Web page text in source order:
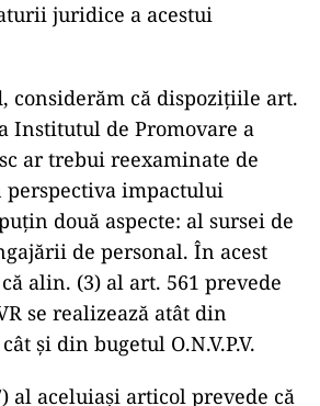
juridice a acestui
considerăm că dispoziţiile art.
Institutul de Promovare a
ar trebui reexaminate de
impactului
două aspecte: al sursei de
de personal. În acest
alin. (3) al art. 561 prevede
se realizează atât din
şi din bugetul O.N.V.P.V.
al aceluiaşi articol prevede că